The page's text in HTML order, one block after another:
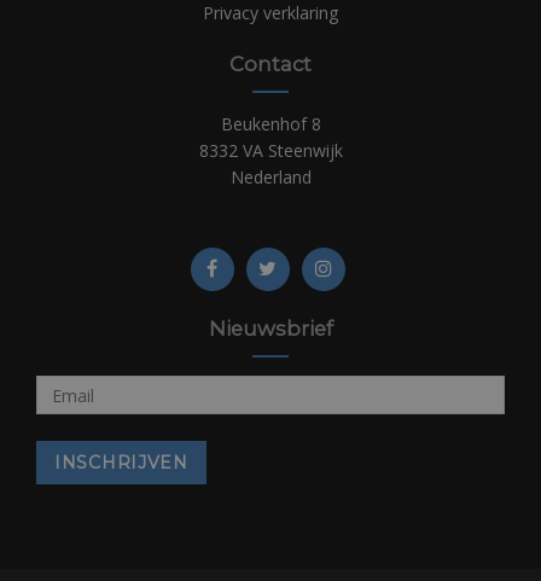
Privacy verklaring
Contact
Beukenhof 8
8332 VA Steenwijk
Nederland
Nieuwsbrief